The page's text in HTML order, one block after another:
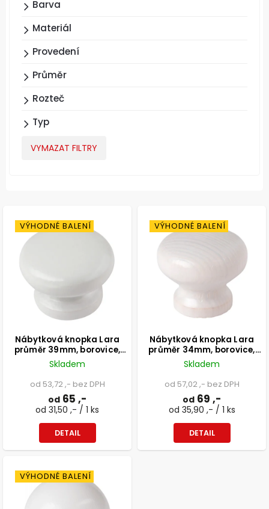
Barva
Materiál
Provedení
Průměr
Rozteč
Typ
VYMAZAT FILTRY
VÝHODNÉ BALENÍ
Nábytková knopka Lara
průměr 39mm, borovice,
bílá
Skladem
od 53,72 ,- bez DPH
od 65 ,-
od 31,50 ,- / 1 ks
DETAIL
VÝHODNÉ BALENÍ
Nábytková knopka Lara
průměr 34mm, borovice,
bílá, FSC
Skladem
od 57,02 ,- bez DPH
od 69 ,-
od 35,90 ,- / 1 ks
DETAIL
VÝHODNÉ BALENÍ